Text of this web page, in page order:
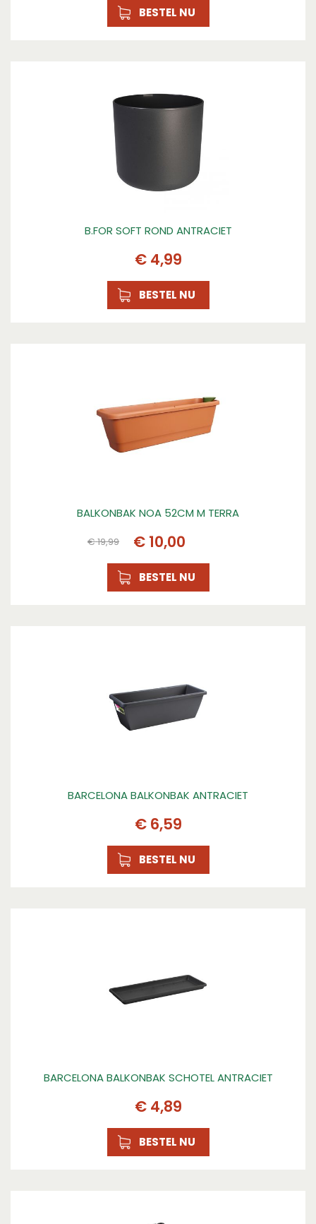
BESTEL NU
B.FOR SOFT ROND ANTRACIET
€ 4,99
BESTEL NU
BALKONBAK NOA 52CM M TERRA
€19,99 € 10,00
BESTEL NU
BARCELONA BALKONBAK ANTRACIET
€ 6,59
BESTEL NU
BARCELONA BALKONBAK SCHOTEL ANTRACIET
€ 4,89
BESTEL NU